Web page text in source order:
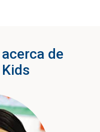
de